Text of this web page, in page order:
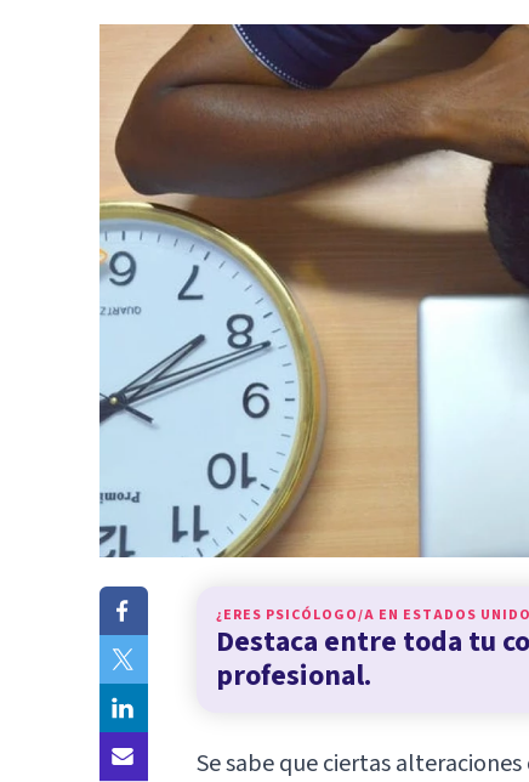
¿ERES PSICÓLOGO/A EN ESTADOS
Destaca entre toda tu
profesional.
Se sabe que ciertas